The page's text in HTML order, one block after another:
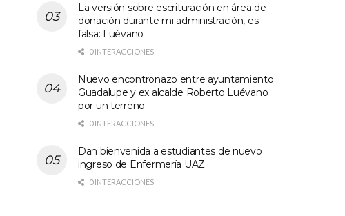
La versión sobre escrituración en área de
donación durante mi administración, es
falsa: Luévano
0 INTERACCIONES
Nuevo encontronazo entre ayuntamiento
Guadalupe y ex alcalde Roberto Luévano
por un terreno
0 INTERACCIONES
Dan bienvenida a estudiantes de nuevo
ingreso de Enfermería UAZ
0 INTERACCIONES